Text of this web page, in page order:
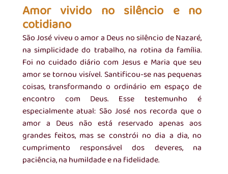
Amor vivido no silêncio e no
cotidiano
São José viveu o amor a Deus no silêncio de Nazaré,
na simplicidade do trabalho, na rotina da família.
Foi no cuidado diário com Jesus e Maria que seu
amor se tornou visível. Santificou-se nas pequenas
coisas, transformando o ordinário em espaço de
encontro com Deus. Esse testemunho é
especialmente atual: São José nos recorda que o
amor a Deus não está reservado apenas aos
grandes feitos, mas se constrói no dia a dia, no
cumprimento responsável dos deveres, na
paciência, na humildade e na fidelidade.